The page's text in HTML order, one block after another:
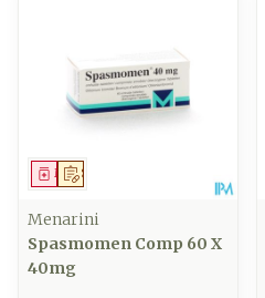
Sur prescription
Médicament
Menarini
Spasmomen Comp 60 X
40mg